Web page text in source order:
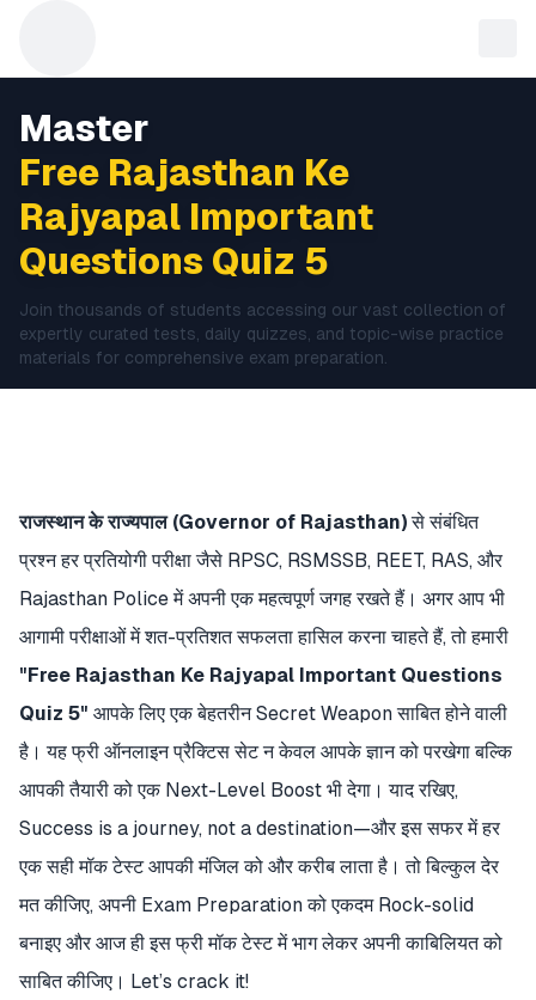
Master
Free Rajasthan Ke
Rajyapal Important
Questions Quiz 5
Join thousands of students accessing our vast collection of
expertly curated tests, daily quizzes, and topic-wise practice
materials for comprehensive exam preparation.
राजस्थान के राज्यपाल (Governor of Rajasthan)से संबंधित
प्रश्न हर प्रतियोगी परीक्षा जैसे RPSC, RSMSSB, REET, RAS, और
Rajasthan Police में अपनी एक महत्वपूर्ण जगह रखते हैं। अगर आप भी
आगामी परीक्षाओं में शत-प्रतिशत सफलता हासिल करना चाहते हैं, तो हमारी
"Free Rajasthan Ke Rajyapal Important Questions
Quiz 5" आपके लिए एक बेहतरीन Secret Weapon साबित होने वाली
है। यह फ्री ऑनलाइन प्रैक्टिस सेट न केवल आपके ज्ञान को परखेगा बल्कि
आपकी तैयारी को एक Next-Level Boost भी देगा। याद रखिए,
Success is a journey, not a destination—और इस सफर में हर
एक सही मॉक टेस्ट आपकी मंजिल को और करीब लाता है। तो बिल्कुल देर
मत कीजिए, अपनी Exam Preparation को एकदम Rock-solid
बनाइए और आज ही इस फ्री मॉक टेस्ट में भाग लेकर अपनी काबिलियत को
साबित कीजिए। Let’s crack it!